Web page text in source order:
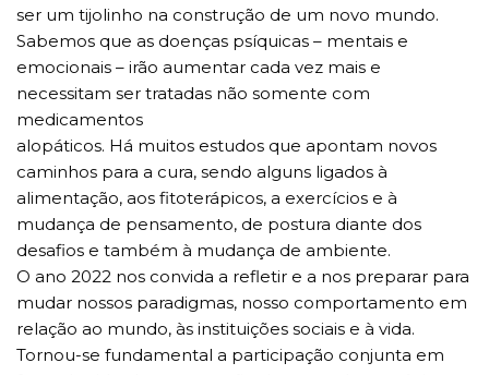
ser um tijolinho na construção de um novo mundo.
Sabemos que as doenças psíquicas – mentais e
emocionais – irão aumentar cada vez mais e
necessitam ser tratadas não somente com
medicamentos
alopáticos. Há muitos estudos que apontam novos
caminhos para a cura, sendo alguns ligados à
alimentação, aos fitoterápicos, a exercícios e à
mudança de pensamento, de postura diante dos
desafios e também à mudança de ambiente.
O ano 2022 nos convida a refletir e a nos preparar para
mudar nossos paradigmas, nosso comportamento em
relação ao mundo, às instituições sociais e à vida.
Tornou-se fundamental a participação conjunta em